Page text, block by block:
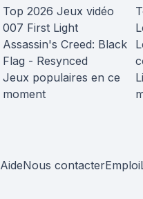
Top 2026 Jeux vidéo
007 First Light
Assassin's Creed: Black
Flag - Resynced
Jeux populaires en ce
moment
AideNous contacterEmploi